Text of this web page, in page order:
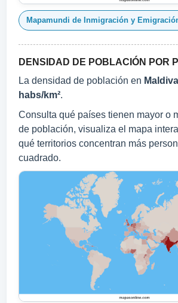
Mapamundi de Inmigración y
DENSIDAD DE POBLACIÓN POR
La densidad de población en
habs/km².
Consulta qué países tienen mayor o
de población, visualiza el mapa
qué territorios concentran más
cuadrado.